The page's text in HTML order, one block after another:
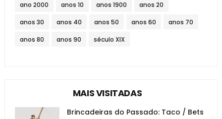
ano 2000 anos 10 anos 1900 anos 20
anos 30 anos 40 anos 50 anos 60 anos 70
anos 80 anos 90 século XIX
MAIS VISITADAS
Brincadeiras do Passado: Taco / Bets